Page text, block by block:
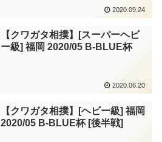
2020.09.24
【クワガタ相撲】[スーパーヘビ
ー級] 福岡 2020/05 B-BLUE杯
2020.06.20
【クワガタ相撲】[ヘビー級] 福岡
2020/05 B-BLUE杯 [後半戦]